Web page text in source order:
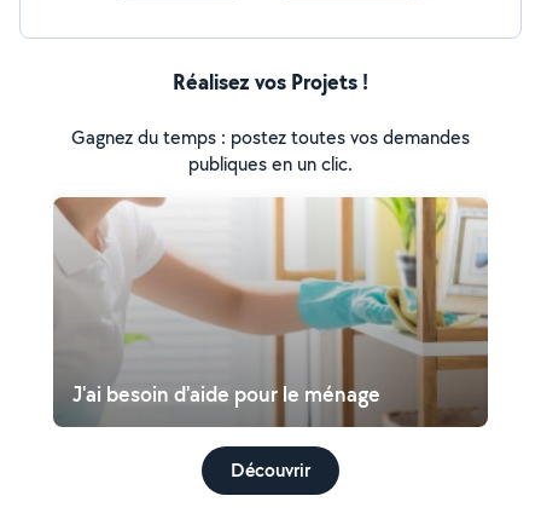
Réalisez vos Projets !
Gagnez du temps : postez toutes vos demandes
publiques en un clic.
J'ai besoin d'aide pour le ménage
Découvrir